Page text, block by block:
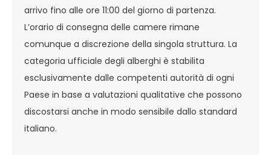
arrivo fino alle ore 11:00 del giorno di partenza.
L’orario di consegna delle camere rimane
comunque a discrezione della singola struttura. La
categoria ufficiale degli alberghi è stabilita
esclusivamente dalle competenti autorità di ogni
Paese in base a valutazioni qualitative che possono
discostarsi anche in modo sensibile dallo standard
italiano.